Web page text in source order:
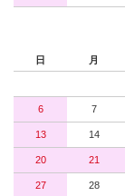
日 月
6 7
13 14
20 21
27 28